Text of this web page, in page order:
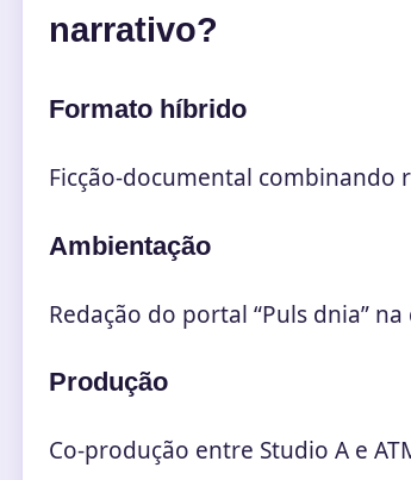
narrativo?
Formato híbrido
Ficção-documental combinando
Ambientação
Redação do portal “Puls dnia”
Produção
Co-produção entre Studio A e